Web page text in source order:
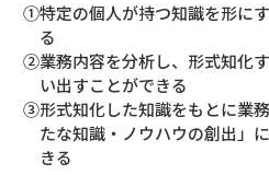
①特定の個人が持つ知識を形に
る
②業務内容を分析し、形式知化
い出すことができる
③形式知化した知識をもとに業
たな知識・ノウハウの創出」
きる